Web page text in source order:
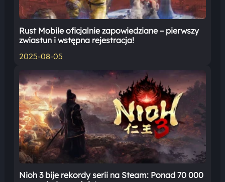
Rust Mobile oficjalnie zapowiedziane – pierwszy
zwiastun i wstępna rejestracja!
2025-08-05
Nioh 3 bije rekordy serii na Steam: Ponad 70 000